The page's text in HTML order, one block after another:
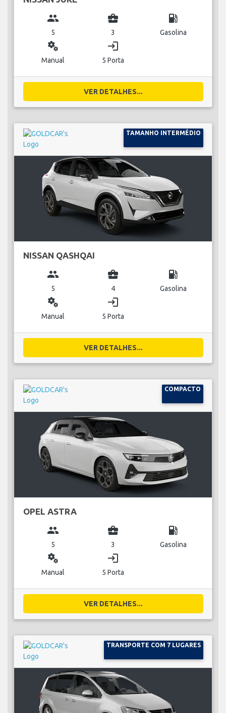
group
5
business_center
3
local_gas_station
Gasolina
miscellaneous_services
Manual
login
5 Porta
VER DETALHES...
TAMANHO INTERMÉDIO
NISSAN QASHQAI
group
5
business_center
4
local_gas_station
Gasolina
miscellaneous_services
Manual
login
5 Porta
VER DETALHES...
COMPACTO
OPEL ASTRA
group
5
business_center
3
local_gas_station
Gasolina
miscellaneous_services
Manual
login
5 Porta
VER DETALHES...
TRANSPORTE COM 7 LUGARES